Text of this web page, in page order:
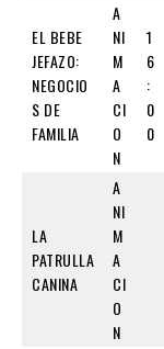
EL BEBE
JEFAZO:
NEGOCIO
S DE
FAMILIA
A
NI
M
A
CI
O
N
1
6
:
0
0
LA
PATRULLA
CANINA
A
NI
M
A
CI
O
N